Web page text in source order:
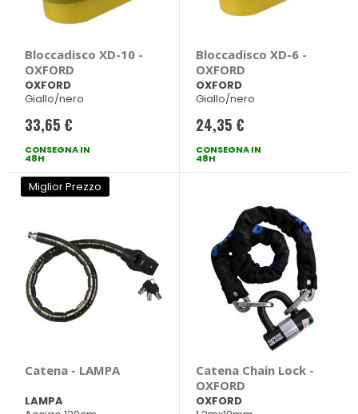
Bloccadisco XD-10 -
OXFORD
OXFORD
Giallo/nero
33,65 €
CONSEGNA IN
48H
Bloccadisco XD-6 -
OXFORD
OXFORD
Giallo/nero
24,35 €
CONSEGNA IN
48H
Miglior Prezzo
Catena - LAMPA
LAMPA
Catena Chain Lock -
OXFORD
OXFORD